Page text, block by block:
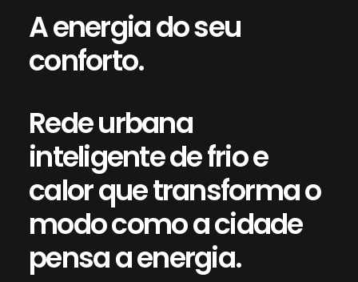
A energia do seu
conforto.
Rede urbana
inteligente de frio e
calor que transforma o
modo como a cidade
pensa a energia.